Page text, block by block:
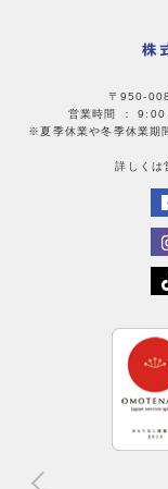
〒950-
営業時間 ：
※夏季休業や冬季休業期
詳しくは